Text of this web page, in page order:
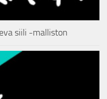
siili -malliston